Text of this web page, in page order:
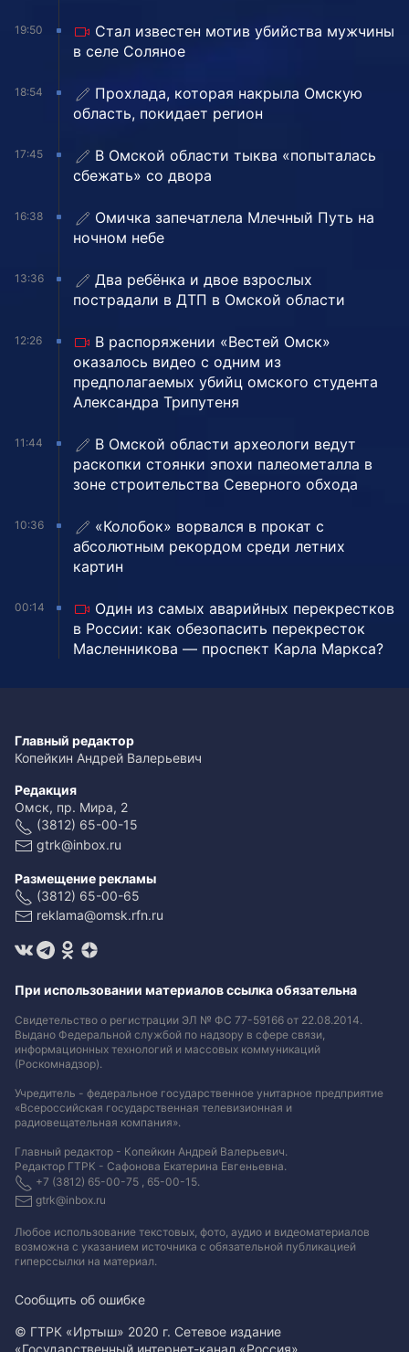
19:50
Стал известен мотив убийства мужчины
в селе Соляное
18:54
Прохлада, которая накрыла Омскую
область, покидает регион
17:45
В Омской области тыква «попыталась
сбежать» со двора
16:38
Омичка запечатлела Млечный Путь на
ночном небе
13:36
Два ребёнка и двое взрослых
пострадали в ДТП в Омской области
12:26
В распоряжении «Вестей Омск»
оказалось видео с одним из
предполагаемых убийц омского студента
Александра Трипутеня
11:44
В Омской области археологи ведут
раскопки стоянки эпохи палеометалла в
зоне строительства Северного обхода
10:36
«Колобок» ворвался в прокат с
абсолютным рекордом среди летних
картин
00:14
Один из самых аварийных перекрестков
в России: как обезопасить перекресток
Масленникова — проспект Карла Маркса?
Главный редактор
Копейкин Андрей Валерьевич
Редакция
Омск, пр. Мира, 2
(3812) 65-00-15
gtrk@inbox.ru
Размещение рекламы
(3812) 65-00-65
reklama@omsk.rfn.ru
При использовании материалов ссылка обязательна
Свидетельство о регистрации ЭЛ № ФС 77-59166 от 22.08.2014.
Выдано Федеральной службой по надзору в сфере связи,
информационных технологий и массовых коммуникаций
(Роскомнадзор).
Учредитель - федеральное государственное унитарное предприятие
«Всероссийская государственная телевизионная и
радиовещательная компания».
Главный редактор - Копейкин Андрей Валерьевич.
Редактор ГТРК - Сафонова Екатерина Евгеньевна.
+7 (3812) 65-00-75 , 65-00-15.
gtrk@inbox.ru
Любое использование текстовых, фото, аудио и видеоматериалов
возможна с указанием источника с обязательной публикацией
гиперссылки на материал.
Сообщить об ошибке
© ГТРК «Иртыш» 2020 г. Сетевое издание